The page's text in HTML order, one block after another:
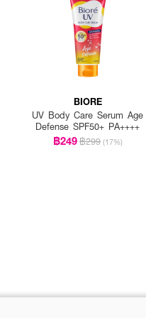
BIORE
UV Body Care Serum Age
Defense SPF50+ PA++++
฿249฿299 (17%)